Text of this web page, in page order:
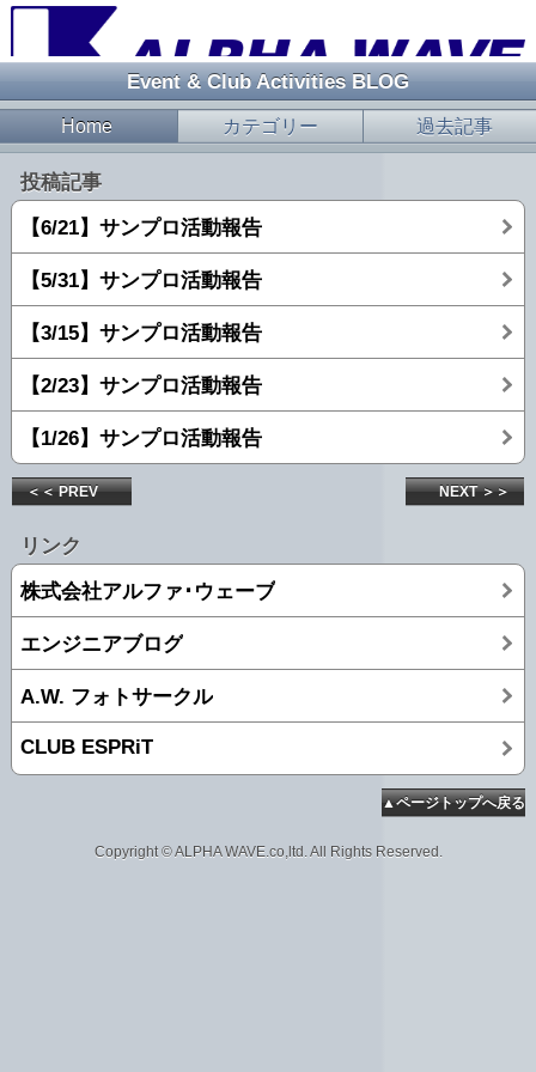
Event & Club Activities BLOG
Home カテゴリー 過去記事
投稿記事
【6/21】サンプロ活動報告
【5/31】サンプロ活動報告
【3/15】サンプロ活動報告
【2/23】サンプロ活動報告
【1/26】サンプロ活動報告
＜＜ PREV NEXT ＞＞
リンク
株式会社アルファ･ウェーブ
エンジニアブログ
A.W. フォトサークル
CLUB ESPRiT
▲ページトップへ戻る
Copyright © ALPHA WAVE.co,ltd. All Rights Reserved.